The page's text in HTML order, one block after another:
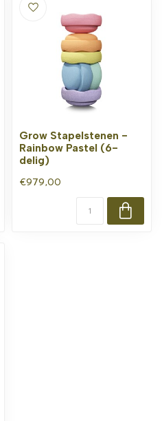
Grow Stapelstenen -
Rainbow Pastel (6-
delig)
€979,00